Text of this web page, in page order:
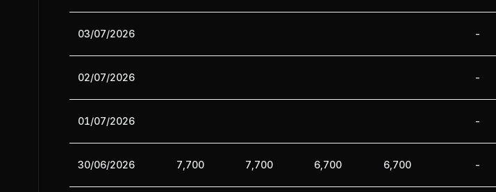
03/07/2026 -
02/07/2026 -
01/07/2026 -
30/06/2026 7,700 7,700 6,700 6,700 -